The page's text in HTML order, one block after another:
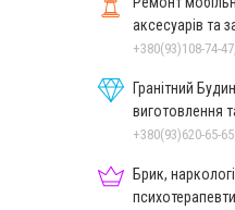
аксесуарів та
Миколаєві
+380(93)108-74-
Гранітний
виготовлення
Миколаєві
+380(93)620-65-65
Брик,